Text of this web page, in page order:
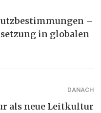
–
in globalen
DANACH
als neue Leitkultur